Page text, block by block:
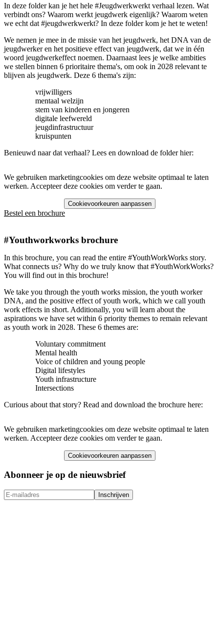
In deze folder kan je het hele #Jeugdwerkwerkt verhaal lezen. Wat
verbindt ons? Waarom werkt jeugdwerk eigenlijk? Waarom weten
we echt dat #jeugdwerkwerkt? In deze folder kom je het te weten!
We nemen je mee in de missie van het jeugdwerk, het DNA van de
jeugdwerker en het positieve effect van jeugdwerk, dat we in één
woord jeugdwerkeffect noemen. Daarnaast lees je welke ambities
we stellen binnen 6 prioritaire thema's, om ook in 2028 relevant te
blijven als jeugdwerk. Deze 6 thema's zijn:
vrijwilligers
mentaal welzijn
stem van kinderen en jongeren
digitale leefwereld
jeugdinfrastructuur
kruispunten
Benieuwd naar dat verhaal? Lees en download de folder hier:
We gebruiken marketingcookies om deze website optimaal te laten
werken. Accepteer deze cookies om verder te gaan.
Cookievoorkeuren aanpassen
Bestel een brochure
#Youthworkworks brochure
In this brochure, you can read the entire #YouthWorkWorks story.
What connects us? Why do we truly know that #YouthWorkWorks?
You will find out in this brochure!
We take you through the youth works mission, the youth worker
DNA, and the positive effect of youth work, which we call youth
work effects in short. Additionally, you will learn about the
aspirations we have set within 6 priority themes to remain relevant
as youth work in 2028. These 6 themes are:
Voluntary commitment
Mental health
Voice of children and young people
Digital lifestyles
Youth infrastructure
Intersections
Curious about that story? Read and download the brochure here:
We gebruiken marketingcookies om deze website optimaal te laten
werken. Accepteer deze cookies om verder te gaan.
Cookievoorkeuren aanpassen
Abonneer je op de nieuwsbrief
Inschrijven